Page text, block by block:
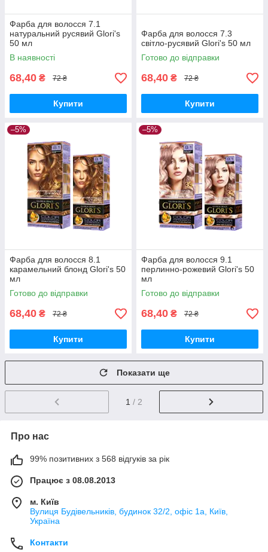
Фарба для волосся 7.1
натуральний русявий Glori's
50 мл
В наявності
68,40 ₴ 72 ₴
Купити
Фарба для волосся 7.3
світло-русявий Glori's 50 мл
Готово до відправки
68,40 ₴ 72 ₴
Купити
–5%
Фарба для волосся 8.1
карамельний блонд Glori's 50
мл
Готово до відправки
68,40 ₴ 72 ₴
Купити
–5%
Фарба для волосся 9.1
перлинно-рожевий Glori's 50
мл
Готово до відправки
68,40 ₴ 72 ₴
Купити
Показати ще
1 / 2
Про нас
99% позитивних з 568 відгуків за рік
Працює з 08.08.2013
м. Київ
Вулиця Будівельників, будинок 32/2, офіс 1а, Київ,
Україна
Контакти